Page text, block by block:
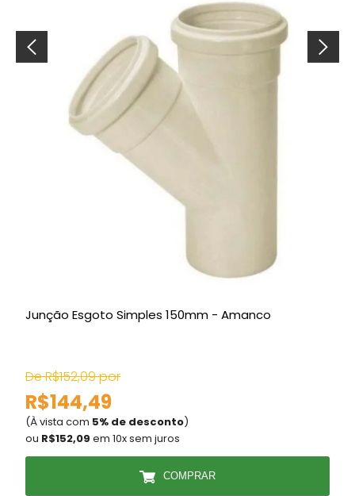
Junção Esgoto Simples 150mm - Amanco
De R$152,09 por
R$144,49
(À vista com 5% de desconto)
ou R$152,09 em 10x sem juros
COMPRAR